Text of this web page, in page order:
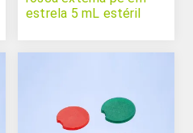
estrela 5 mL estéril